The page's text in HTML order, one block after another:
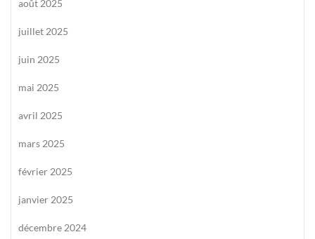
août 2025
juillet 2025
juin 2025
mai 2025
avril 2025
mars 2025
février 2025
janvier 2025
décembre 2024